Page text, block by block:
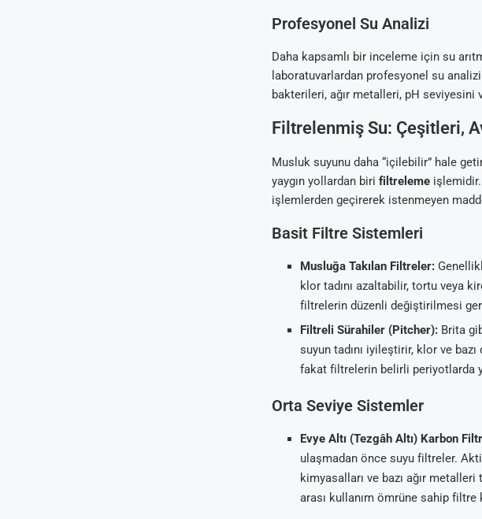
Profesyonel Su Analizi
Daha kapsamlı bir inceleme için su
laboratuvarlardan profesyonel su
bakterileri, ağır metalleri, pH
Filtrelenmiş Su: Çeşitleri,
Musluk suyunu daha “içilebilir” hale
yaygın yollardan biri filtrelemeişlemidir.
işlemlerden geçirerek istenmeyen
Basit Filtre Sistemleri
Musluğa Takılan Filtreler:
klor tadını azaltabilir, tortu veya
filtrelerin düzenli değiştirilmesi
Filtreli Sürahiler (Pitcher):Brita
suyun tadını iyileştirir, klor ve
fakat filtrelerin belirli periyotlarda
Orta Seviye Sistemler
Evye Altı (Tezgâh Altı) Karbon
ulaşmadan önce suyu filtreler.
kimyasalları ve bazı ağır
arası kullanım ömrüne sahip filtre